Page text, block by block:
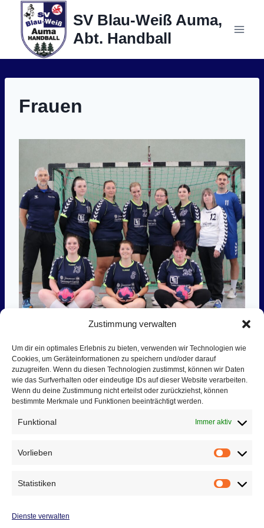
Zustimmung verwalten
Um dir ein optimales Erlebnis zu bieten, verwenden wir Technologien wie
Cookies, um Geräteinformationen zu speichern und/oder darauf
zuzugreifen. Wenn du diesen Technologien zustimmst, können wir Daten
wie das Surfverhalten oder eindeutige IDs auf dieser Website verarbeiten.
Wenn du deine Zustimmung nicht erteilst oder zurückziehst, können
bestimmte Merkmale und Funktionen beeinträchtigt werden.
Funktional Immer aktiv
Vorlieben
Statistiken
Dienste verwalten
springen
SV Blau-Weiß Auma,
Abt. Handball
Frauen
Übungsleiter:
Jacques Wolfrum
Kay-Uwe Neudeck